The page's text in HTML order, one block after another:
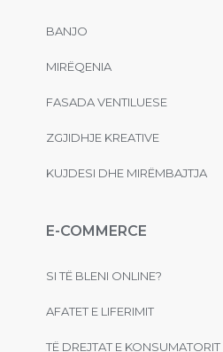
BANJO
MIRËQENIA
FASADA VENTILUESE
ZGJIDHJE KREATIVE
KUJDESI DHE MIRËMBAJTJA
E-COMMERCE
SI TË BLENI ONLINE?
AFATET E LIFERIMIT
TË DREJTAT E KONSUMATORIT